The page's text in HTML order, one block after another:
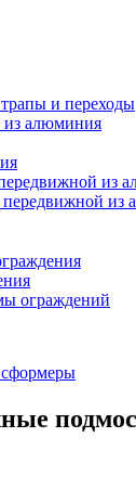
и переходы
из алюминия
из
передвижной из
ограждений